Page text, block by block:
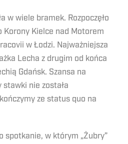
w wiele bramek. Rozpoczęło
Korony Kielce nad Motorem
w Łodzi. Najważniejsza
Lecha z drugim od końca
Gdańsk. Szansa na
nie została
ze status quo na
spotkanie, w którym „Żubry”